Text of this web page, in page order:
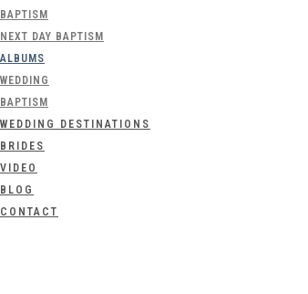
BAPTISM
NEXT DAY BAPTISM
ALBUMS
WEDDING
BAPTISM
WEDDING DESTINATIONS
BRIDES
VIDEO
BLOG
CONTACT